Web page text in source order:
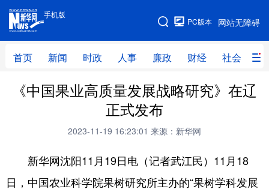
手机版
网站无障碍
PC版本
首页 新闻 时政 人事 廉政 财经 社会 科
手机版
网站地图
首页 新闻 时政 人事
财经 社会
体育 视频 直播 无人机
《中国果业高质量发展战略研究》在辽
正式发布
2023-11-19 16:23:01 来源：新华网
新华网沈阳11月19日电（记者武江民）11月18
日，中国农业科学院果树研究所主办的“果树学科发展